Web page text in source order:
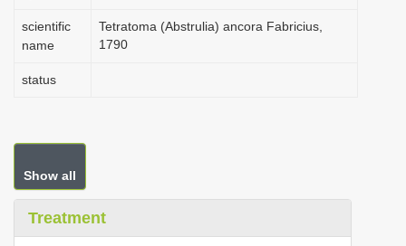
scientific
name
Tetratoma (Abstrulia) ancora Fabricius,
1790
status
Show all
Treatment